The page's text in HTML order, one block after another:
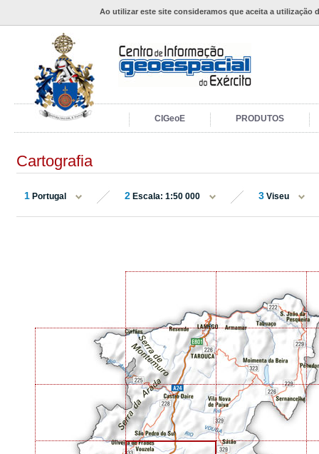
Ao utilizar este site consideramos que aceita a utilização
CIGeoE PRODUTOS
Cartografia
1 Portugal 2 Escala: 1:50 000 3 Viseu